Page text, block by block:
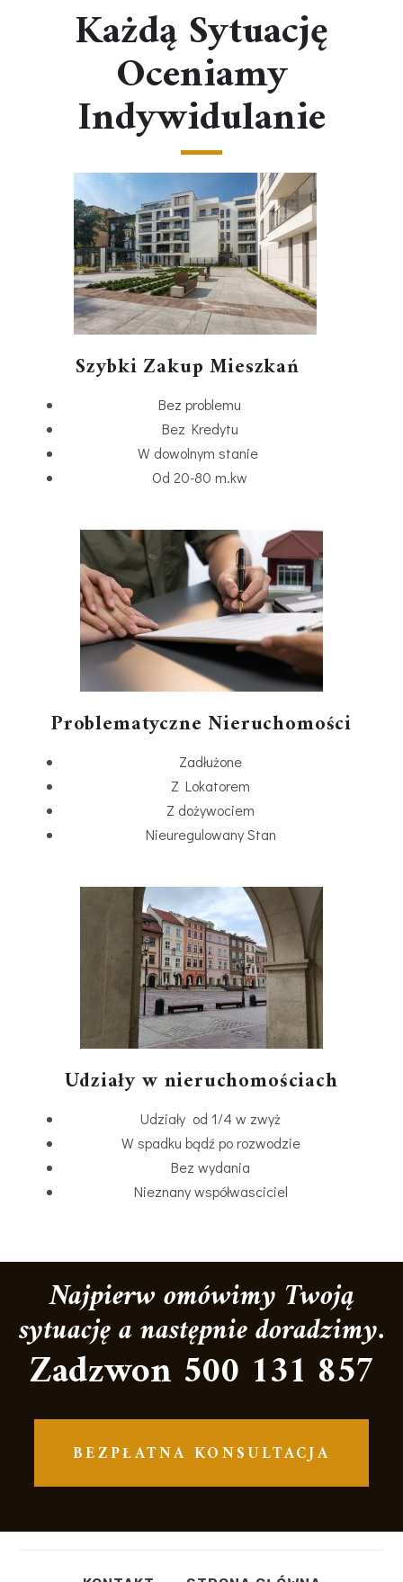
Każdą Sytuację
Oceniamy
Indywidulanie
Szybki Zakup Mieszkań
Bez problemu
Bez Kredytu
W dowolnym stanie
Od 20-80 m.kw
Problematyczne Nieruchomości
Zadłużone
Z Lokatorem
Z dożywociem
Nieuregulowany Stan
Udziały w nieruchomościach
Udziały od 1/4 w zwyż
W spadku bądź po rozwodzie
Bez wydania
Nieznany współwasciciel
Najpierw omówimy Twoją
sytuację a następnie doradzimy.
Zadzwon 500 131 857
BEZPŁATNA KONSULTACJA